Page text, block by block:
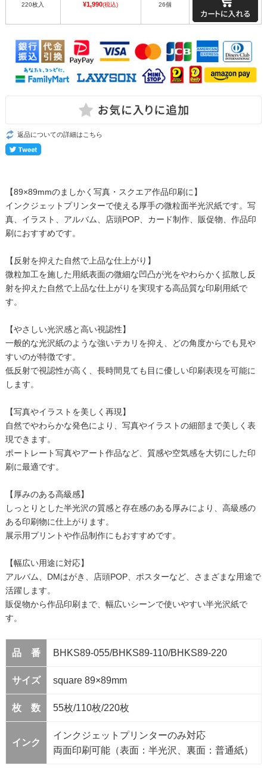
220枚入 ¥1,990(税込) 26個
返品についての詳細はこちら
【89×89mmのましかく写真・スクエア作品印刷に】
インクジェットプリンターで使える厚手の微粒面半光沢紙です。写
真、イラスト、アルバム、店頭POP、カード制作、販促物、作品印
刷におすすめです。
【反射を抑えた自然で上品な仕上がり】
微粒加工を施した用紙表面の微細な凹凸が光をやわらかく拡散し反
射を抑えた自然で上品な仕上がりを実現する高品質な印刷用紙で
す。
【やさしい光沢感と高い視認性】
一般的な光沢紙のような強いテカリを抑え、どの角度からでも見や
すいのが特徴です。
低反射で視認性が高く、長時間見ても目に優しい印刷表現を可能に
します。
【写真やイラストを美しく再現】
自然でやわらかな発色により、写真やイラストの細部まで美しく表
現できます。
ポートレート写真やアート作品など、質感や空気感を大切にした印
刷に最適です。
【厚みのある高級感】
しっとりとした半光沢の質感と存在感のある厚みにより、高級感の
ある印刷物に仕上がります。
展示用プリントや作品制作にもおすすめです。
【幅広い用途に対応】
アルバム、DMはがき、店頭POP、ポスターなど、さまざまな用途で
活躍します。
販促物から作品印刷まで、幅広いシーンで使いやすい半光沢紙で
す。
品 番 BHKS89-055/BHKS89-110/BHKS89-220
サイズ square 89×89mm
枚 数 55枚/110枚/220枚
インク
インクジェットプリンターのみ対応
両面印刷可能（表面：半光沢、裏面：普通紙）